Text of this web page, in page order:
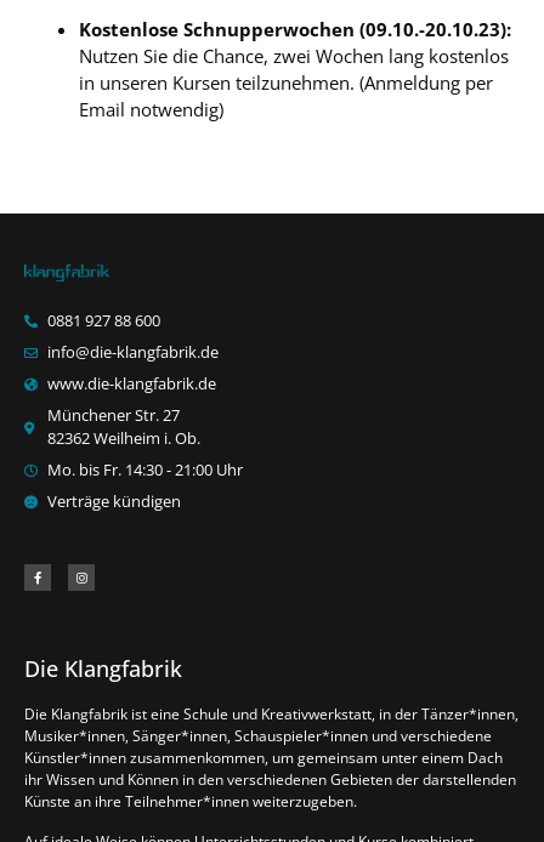
Kostenlose Schnupperwochen (09.10.-20.10.23):
Nutzen Sie die Chance, zwei Wochen lang kostenlos
in unseren Kursen teilzunehmen. (Anmeldung per
Email notwendig)
0881 927 88 600
info@die-klangfabrik.de
www.die-klangfabrik.de
Münchener Str. 27
82362 Weilheim i. Ob.
Mo. bis Fr. 14:30 - 21:00 Uhr
Verträge kündigen
Die Klangfabrik
Die Klangfabrik ist eine Schule und Kreativwerkstatt, in der Tänzer*innen,
Musiker*innen, Sänger*innen, Schauspieler*innen und verschiedene
Künstler*innen zusammenkommen, um gemeinsam unter einem Dach
ihr Wissen und Können in den verschiedenen Gebieten der darstellenden
Künste an ihre Teilnehmer*innen weiterzugeben.